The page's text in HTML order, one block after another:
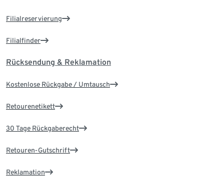
Filialreservierung
Filialfinder
Rücksendung & Reklamation
Kostenlose Rückgabe / Umtausch
Retourenetikett
30 Tage Rückgaberecht
Retouren-Gutschrift
Reklamation